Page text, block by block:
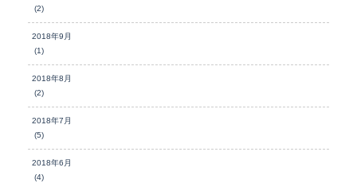
(2)
2018年9月
(1)
2018年8月
(2)
2018年7月
(5)
2018年6月
(4)